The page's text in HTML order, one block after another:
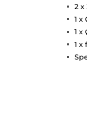
2 x
1 x
1 x
1 x